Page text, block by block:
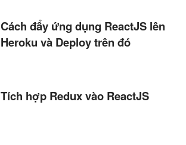
Cách đẩy ứng dụng ReactJS lên
Heroku và Deploy trên đó
Tích hợp Redux vào ReactJS